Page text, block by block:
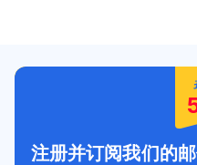
注册并订阅我们的